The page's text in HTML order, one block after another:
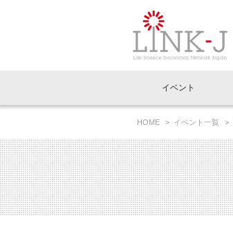
イベントお知らせメー
イベント
イベント一覧
LINK-J主催・共催
LINK-J協賛・協力
Out of Box相談室
インタビュー・コラム
スペシャルインタビュ
連載コラム
ニュース一覧
トピック
メディア情報
理事長挨拶
国内外連携
組織概要
特別会員一覧
専用メニューはこちら
ラウンジ・会議室
アクセス
HOME イベント一覧